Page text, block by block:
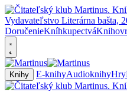
DoručenieKníhkupectvá
Knihy E-knihyAudioknihyHry